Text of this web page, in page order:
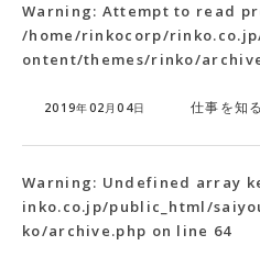
Warning: Attempt to read
/home/rinkocorp/
ontent/themes/rinko/
2019年02月04日 仕事を知る
Warning: Undefined array
inko.co.jp/public_html/
ko/archive.php on line 64